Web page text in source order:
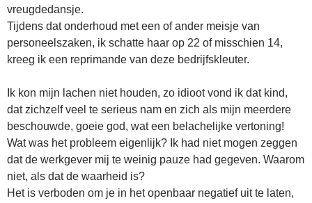
vreugdedansje.
Tijdens dat onderhoud met een of ander meisje van
personeelszaken, ik schatte haar op 22 of misschien 14,
kreeg ik een reprimande van deze bedrijfskleuter.
Ik kon mijn lachen niet houden, zo idioot vond ik dat kind,
dat zichzelf veel te serieus nam en zich als mijn meerdere
beschouwde, goeie god, wat een belachelijke vertoning!
Wat was het probleem eigenlijk? Ik had niet mogen zeggen
dat de werkgever mij te weinig pauze had gegeven. Waarom
niet, als dat de waarheid is?
Het is verboden om je in het openbaar negatief uit te laten,